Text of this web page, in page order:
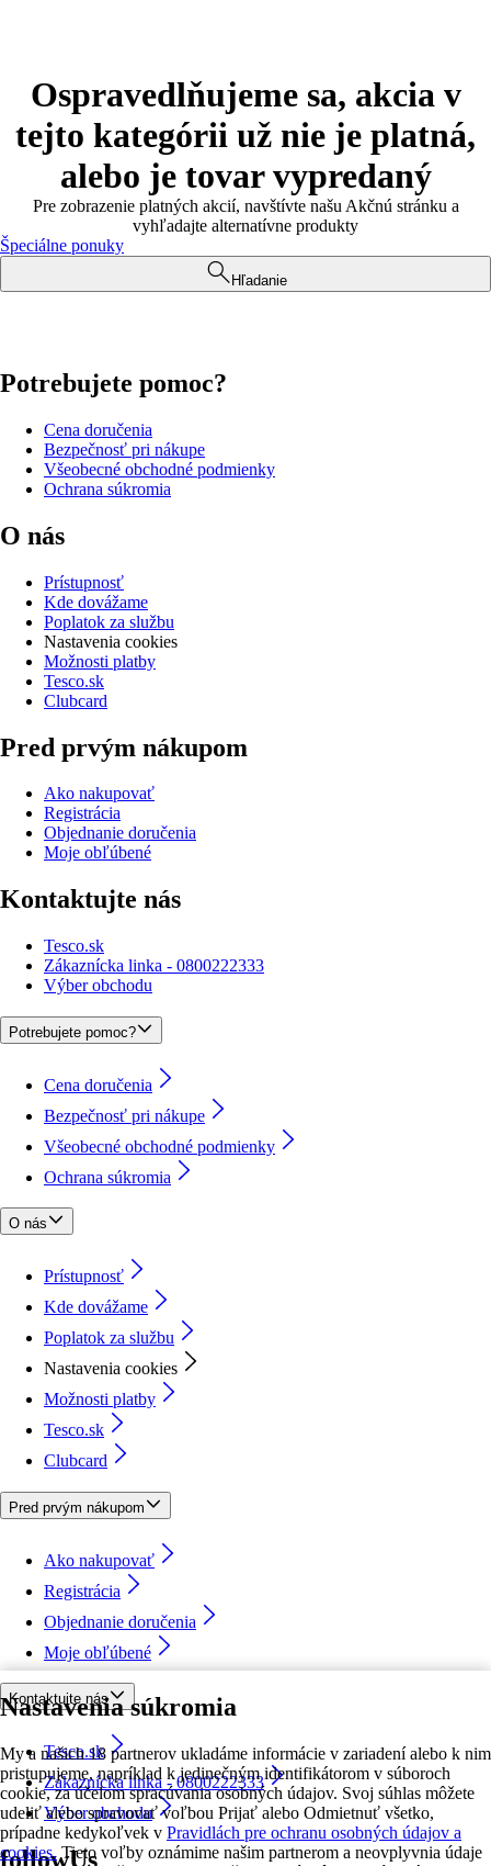
Nastavenia súkromia
My a našich 18 partnerov ukladáme informácie v zariadení alebo k nim
pristupujeme, napríklad k jedinečným identifikátorom v súboroch
cookie, za účelom spracúvania osobných údajov. Svoj súhlas môžete
udeliť alebo spravovať voľbou Prijať alebo Odmietnuť všetko,
prípadne kedykoľvek v Pravidlách pre ochranu osobných údajov a
cookies. Tieto voľby oznámime našim partnerom a neovplyvnia údaje
Ospravedlňujeme sa, akcia v
tejto kategórii už nie je platná,
alebo je tovar vypredaný
Pre zobrazenie platných akcií, navštívte našu Akčnú stránku a
vyhľadajte alternatívne produkty
Špeciálne ponuky
Hľadanie
Potrebujete pomoc?
Cena doručenia
Bezpečnosť pri nákupe
Všeobecné obchodné podmienky
Ochrana súkromia
O nás
Prístupnosť
Kde dovážame
Poplatok za službu
Nastavenia cookies
Možnosti platby
Tesco.sk
Clubcard
Pred prvým nákupom
Ako nakupovať
Registrácia
Objednanie doručenia
Moje obľúbené
Kontaktujte nás
Tesco.sk
Zákaznícka linka - 0800222333
Výber obchodu
Potrebujete pomoc?
Cena doručenia
Bezpečnosť pri nákupe
Všeobecné obchodné podmienky
Ochrana súkromia
O nás
Prístupnosť
Kde dovážame
Poplatok za službu
Nastavenia cookies
Možnosti platby
Tesco.sk
Clubcard
Pred prvým nákupom
Ako nakupovať
Registrácia
Objednanie doručenia
Moje obľúbené
Kontaktujte nás
Tesco.sk
Zákaznícka linka - 0800222333
Výber obchodu
followUs